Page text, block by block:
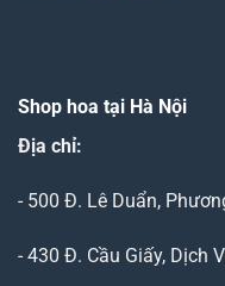
Shop hoa tại Hà Nội
Địa chỉ:
- 500 Đ. Lê Duẩn,
- 430 Đ. Cầu Giấy, Dịch